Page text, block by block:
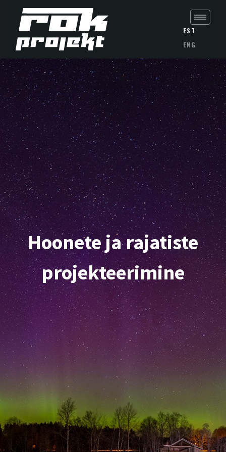
EST
ENG
Hoonete ja rajatiste
projekteerimine